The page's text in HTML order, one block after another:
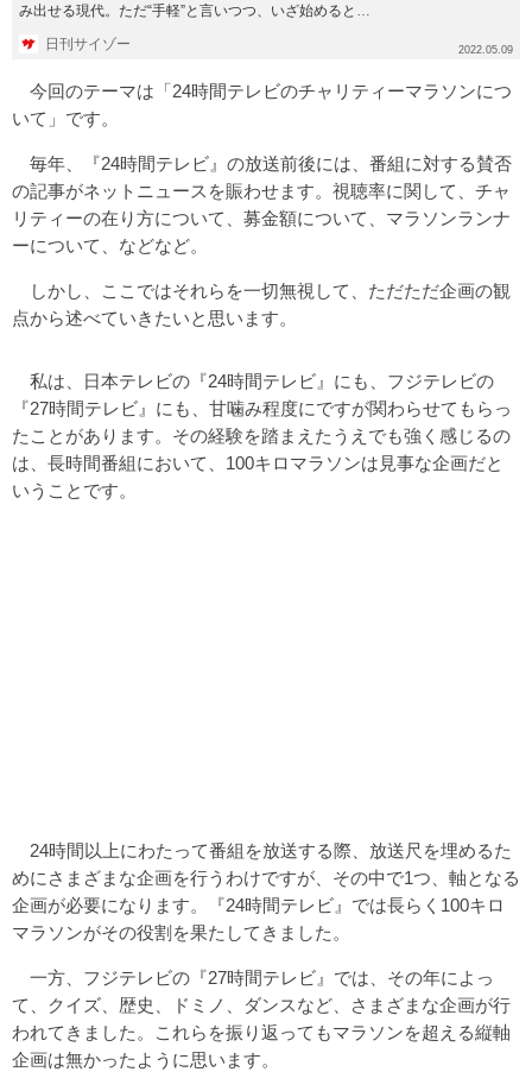
み出せる現代。ただ“手軽”と言いつつ、いざ始めると
日刊サイゾー 2022.05.09
今回のテーマは「24時間テレビのチャリティーマラソンにつ
いて」です。
毎年、『24時間テレビ』の放送前後には、番組に対する賛否
の記事がネットニュースを賑わせます。視聴率に関して、チャ
リティーの在り方について、募金額について、マラソンランナ
ーについて、などなど。
しかし、ここではそれらを一切無視して、ただただ企画の観
点から述べていきたいと思います。
私は、日本テレビの『24時間テレビ』にも、フジテレビの
『27時間テレビ』にも、甘噛み程度にですが関わらせてもらっ
たことがあります。その経験を踏まえたうえでも強く感じるの
は、長時間番組において、100キロマラソンは見事な企画だと
いうことです。
24時間以上にわたって番組を放送する際、放送尺を埋めるた
めにさまざまな企画を行うわけですが、その中で1つ、軸となる
企画が必要になります。『24時間テレビ』では長らく100キロ
マラソンがその役割を果たしてきました。
一方、フジテレビの『27時間テレビ』では、その年によっ
て、クイズ、歴史、ドミノ、ダンスなど、さまざまな企画が行
われてきました。これらを振り返ってもマラソンを超える縦軸
企画は無かったように思います。